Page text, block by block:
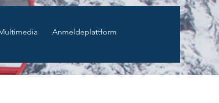
Anmeldeplattform